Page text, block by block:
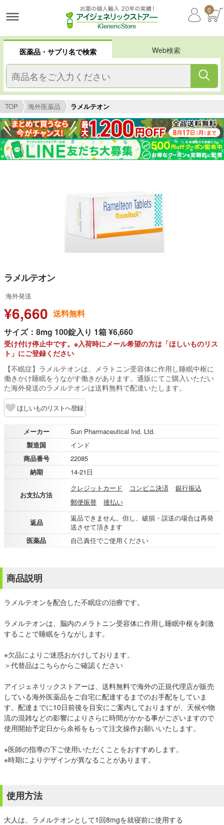
0
医薬品・サプリ名で検索 Web検索
TOP 海外医薬品 ラメルテオン
ラメルテオン
海外発送
¥6,660 送料無料
サイズ：8mg 100錠入り 1箱 ¥6,660
受け付け停止中です。※入荷時にメール希望の方は「ほしいものリス
ト」にご登録ください
【不眠症】ラメルテオンは、メラトニン受容体に作用し睡眠中枢に
働きかけ睡眠をうながす働きがあります。通販にてご購入いただい
た海外発送のラメルテオンは送料無料で配達いたします。
ほしいものリストへ登録
メーカー
Sun Pharmaceutical Ind. Ltd.
製造国
インド
商品番号
22085
納期
14-21日
お支払方法
クレジットカード コンビニ決済
銀行振込
郵便振替
後払い
返品
返品できません。但し、破損・誤送の場合は再発
送させて頂きます
医薬品
自己責任でご使用ください
商品説明
ラメルテオンを配合した不眠症の治療です。
ラメルテオンは、脳内のメラトニン受容体に作用し睡眠中枢を刺激
することで睡眠をうながします。
※欠品によりご迷惑おかけしております。
＞代替品はこちらからご確認ください
アイジェネリックストアーは、送料無料で海外の正規代理店が販売
している海外医薬品をご自宅に配達するまでのお手配をしていま
す。配達までに10日前後を目安にご案内しておりますが、天候や物
流の混雑などの影響によりさらに時間がかかる事がございますので
使用開始予定日から余裕をもって注文操作お願いいたします。
※医師の指導の下ご使用いただくことをおすすめします。
※時期によりデザインが異なることがあります。
使用方法
大人は、ラメルテオンとして1回8mgを就寝前に使用する